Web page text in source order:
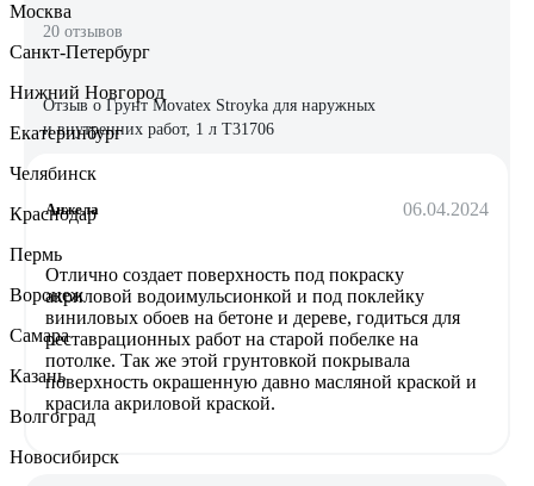
20 отзывов
Отзыв о Грунт Movatex Stroyka для наружных
и внутренних работ, 1 л Т31706
Анжела 06.04.2024
Отлично создает поверхность под покраску
акриловой водоимульсионкой и под поклейку
виниловых обоев на бетоне и дереве, годиться для
реставрационных работ на старой побелке на
потолке. Так же этой грунтовкой покрывала
поверхность окрашенную давно масляной краской и
красила акриловой краской.
Москва
Санкт-Петербург
Нижний Новгород
Екатеринбург
Челябинск
Краснодар
Пермь
Воронеж
Самара
Казань
Волгоград
Новосибирск